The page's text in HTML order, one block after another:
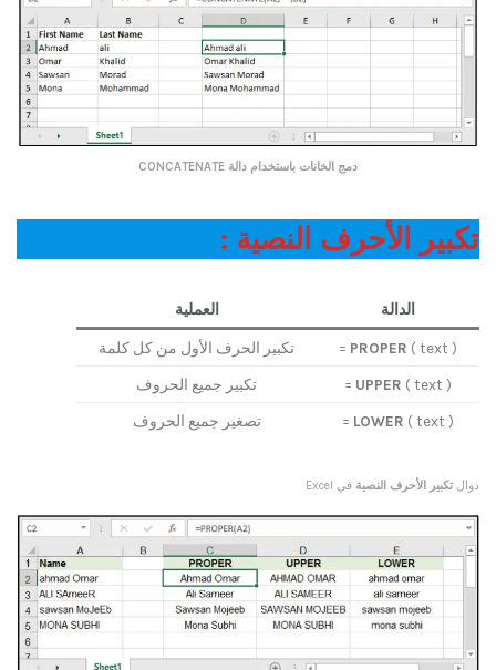
دمج الخانات باستخدام دالة CONCATENATE
تكبير الأحرف النصية :
الدالة العملية
PROPER ( text ) = تكبير الحرف الأول من كل كلمة
UPPER ( text ) = تكبير جميع الحروف
LOWER ( text ) = تصغير جميع الحروف
دوال تكبير الأحرف النصية في Excel